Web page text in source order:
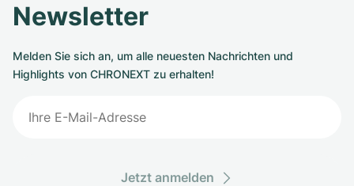
Newsletter
Melden Sie sich an, um alle neuesten Nachrichten und
Highlights von CHRONEXT zu erhalten!
Jetzt anmelden